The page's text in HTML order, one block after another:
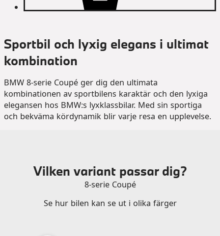
Sportbil och lyxig elegans i ultimat
kombination
BMW 8-serie Coupé ger dig den ultimata
kombinationen av sportbilens karaktär och den lyxiga
elegansen hos BMW:s lyxklassbilar. Med sin sportiga
och bekväma kördynamik blir varje resa en upplevelse.
Vilken variant passar dig?
8-serie Coupé
Se hur bilen kan se ut i olika färger